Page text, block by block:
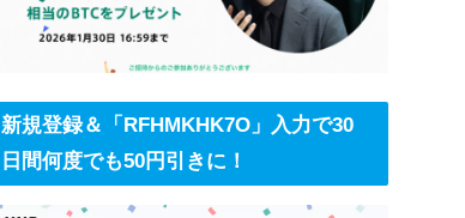
新規登録＆「RFHMKHK7O」入力で30
日間何度でも50円引きに！